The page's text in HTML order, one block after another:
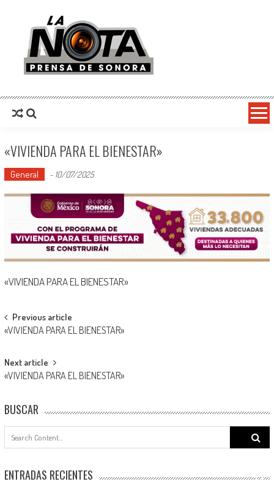
La Nota Prensa De Sonora
«VIVIENDA PARA EL BIENESTAR»
General - 10/07/2025
«VIVIENDA PARA EL BIENESTAR»
Post
navigation
Previous article
«VIVIENDA PARA EL BIENESTAR»
Next article
«VIVIENDA PARA EL BIENESTAR»
BUSCAR
Search
for:
ENTRADAS RECIENTES